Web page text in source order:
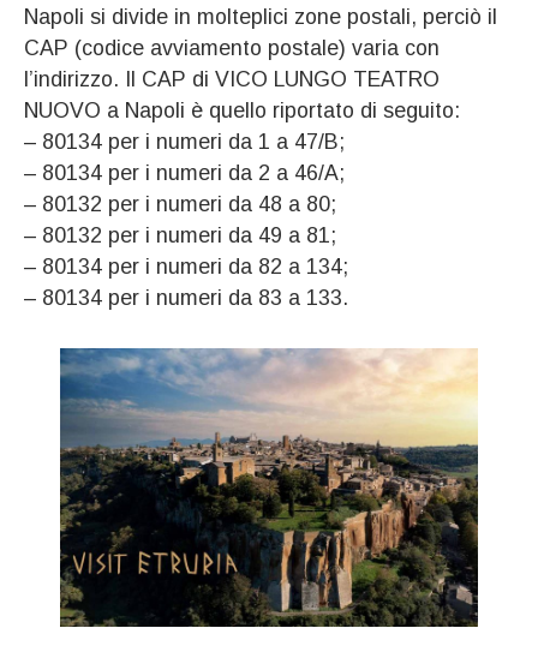
Napoli si divide in molteplici zone postali, perciò il
CAP (codice avviamento postale) varia con
l’indirizzo. Il CAP di VICO LUNGO TEATRO
NUOVO a Napoli è quello riportato di seguito:
– 80134 per i numeri da 1 a 47/B;
– 80134 per i numeri da 2 a 46/A;
– 80132 per i numeri da 48 a 80;
– 80132 per i numeri da 49 a 81;
– 80134 per i numeri da 82 a 134;
– 80134 per i numeri da 83 a 133.